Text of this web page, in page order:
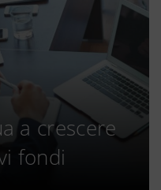
a crescere
fondi